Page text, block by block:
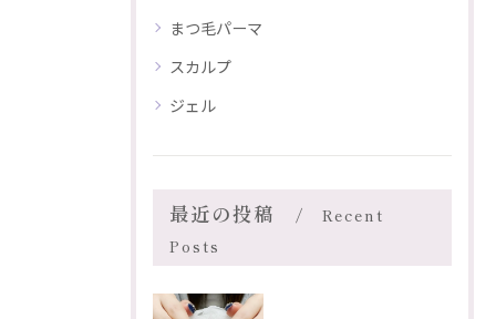
まつ毛パーマ
スカルプ
ジェル
最近の投稿
Recent
Posts